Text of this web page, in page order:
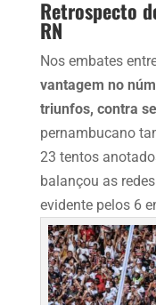
Retrospecto
RN
Nos embates
vantagem no
triunfos, contra
pernambucano
23 tentos
balançou as
evidente pelos 6